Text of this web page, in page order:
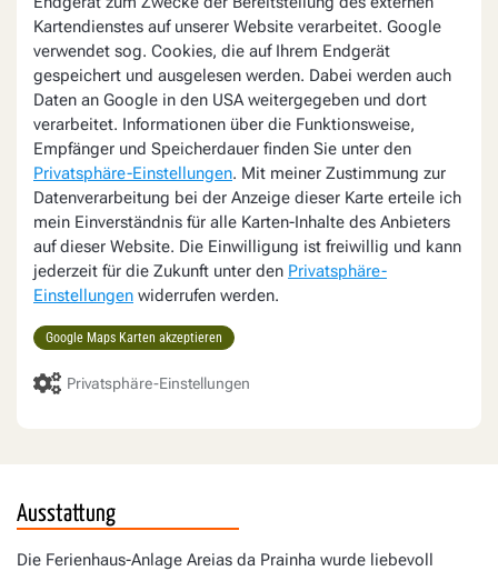
Kartendienstes auf unserer Website verarbeitet. Google
verwendet sog. Cookies, die auf Ihrem Endgerät
gespeichert und ausgelesen werden. Dabei werden auch
Daten an Google in den USA weitergegeben und dort
verarbeitet. Informationen über die Funktionsweise,
Empfänger und Speicherdauer finden Sie unter den
Privatsphäre-Einstellungen. Mit meiner Zustimmung zur
Datenverarbeitung bei der Anzeige dieser Karte erteile ich
mein Einverständnis für alle Karten-Inhalte des Anbieters
auf dieser Website. Die Einwilligung ist freiwillig und kann
jederzeit für die Zukunft unter den Privatsphäre-
Einstellungen widerrufen werden.
Google Maps Karten akzeptieren
Privatsphäre-Einstellungen
Ausstattung
Die Ferienhaus-Anlage Areias da Prainha wurde liebevoll